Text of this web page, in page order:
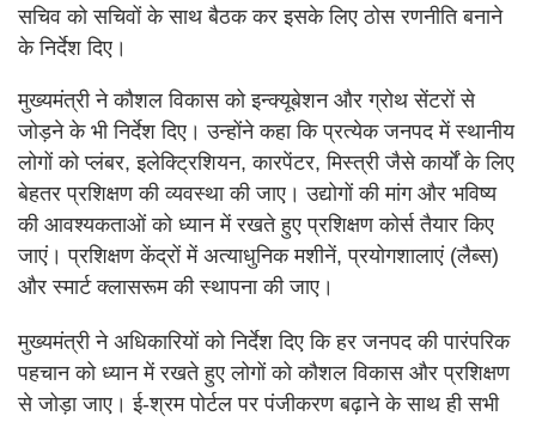
सचिव को सचिवों के साथ बैठक कर इसके लिए ठोस रणनीति बनाने
के निर्देश दिए।
मुख्यमंत्री ने कौशल विकास को इन्क्यूबेशन और ग्रोथ सेंटरों से
जोड़ने के भी निर्देश दिए। उन्होंने कहा कि प्रत्येक जनपद में स्थानीय
लोगों को प्लंबर, इलेक्ट्रिशियन, कारपेंटर, मिस्त्री जैसे कार्यों के लिए
बेहतर प्रशिक्षण की व्यवस्था की जाए। उद्योगों की मांग और भविष्य
की आवश्यकताओं को ध्यान में रखते हुए प्रशिक्षण कोर्स तैयार किए
जाएं। प्रशिक्षण केंद्रों में अत्याधुनिक मशीनें, प्रयोगशालाएं (लैब्स)
और स्मार्ट क्लासरूम की स्थापना की जाए।
मुख्यमंत्री ने अधिकारियों को निर्देश दिए कि हर जनपद की पारंपरिक
पहचान को ध्यान में रखते हुए लोगों को कौशल विकास और प्रशिक्षण
से जोड़ा जाए। ई-श्रम पोर्टल पर पंजीकरण बढ़ाने के साथ ही सभी